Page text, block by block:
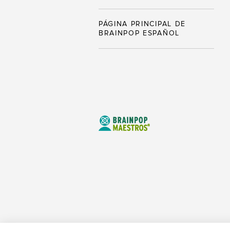
PÁGINA PRINCIPAL DE
BRAINPOP ESPAÑOL